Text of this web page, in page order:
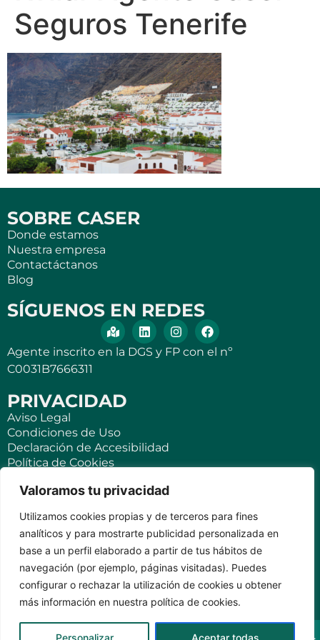
Valoramos tu privacidad
Utilizamos cookies propias y de terceros para fines
analíticos y para mostrarte publicidad personalizada en
base a un perfil elaborado a partir de tus hábitos de
navegación (por ejemplo, páginas visitadas). Puedes
configurar o rechazar la utilización de cookies u obtener
más información en nuestra política de cookies.
Personalizar Aceptar todas
Seguros Tenerife
SOBRE CASER
Donde estamos
Nuestra empresa
Contactáctanos
Blog
SÍGUENOS EN REDES
Agente inscrito en la DGS y FP con el nº
C0031B7666311
PRIVACIDAD
Aviso Legal
Condiciones de Uso
Declaración de Accesibilidad
Política de Cookies
SEGUROS
Para ti
Negocios y PYMES
Seguro de viaje
Seguro para Viviendas Vacacionales
Seguro para teléfonos móviles
KVILAR AGENTE CASER SANTA CRUZ DE TENERIFE Av.